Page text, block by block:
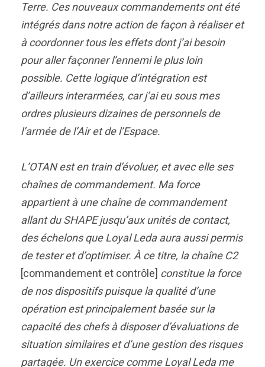
Terre. Ces nouveaux commandements ont été
intégrés dans notre action de façon à réaliser et
à coordonner tous les effets dont j’ai besoin
pour aller façonner l’ennemi le plus loin
possible. Cette logique d’intégration est
d’ailleurs interarmées, car j’ai eu sous mes
ordres plusieurs dizaines de personnels de
l’armée de l’Air et de l’Espace.
L’OTAN est en train d’évoluer, et avec elle ses
chaînes de commandement. Ma force
appartient à une chaîne de commandement
allant du SHAPE jusqu’aux unités de contact,
des échelons que Loyal Leda aura aussi permis
de tester et d’optimiser. À ce titre, la chaîne C2
[commandement et contrôle] constitue la force
de nos dispositifs puisque la qualité d’une
opération est principalement basée sur la
capacité des chefs à disposer d’évaluations de
situation similaires et d’une gestion des risques
partagée. Un exercice comme Loyal Leda me